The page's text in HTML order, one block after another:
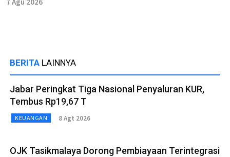
BERITA LAINNYA
Jabar Peringkat Tiga Nasional Penyaluran KUR,
Tembus Rp19,67 T
KEUANGAN 8 Agt 2026
OJK Tasikmalaya Dorong Pembiayaan Terintegrasi